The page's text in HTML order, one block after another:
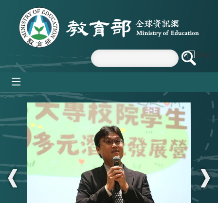
跳到主要內容區塊
:::